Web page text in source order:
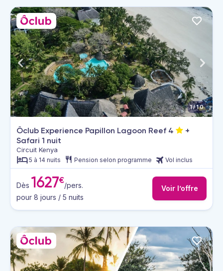
1/10
Ôclub Experience Papillon Lagoon Reef 4
+
Safari 1 nuit
Circuit Kenya
5 à 14 nuits Pension selon programme Vol inclus
Dès 1627€/pers.
pour 8 jours / 5 nuits
Voir l’offre